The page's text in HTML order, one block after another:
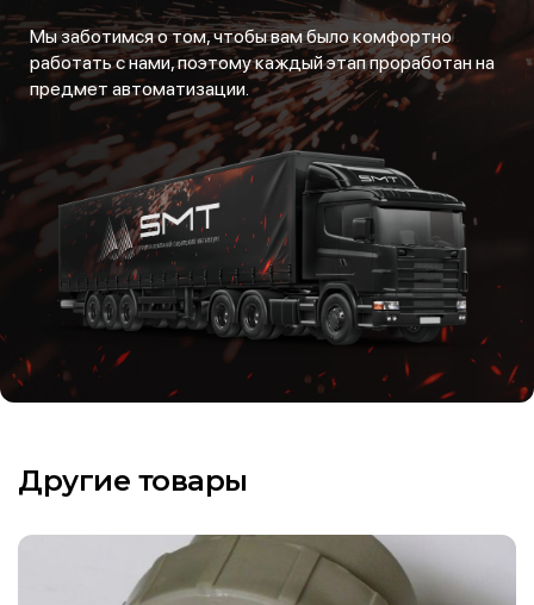
Мы заботимся о том, чтобы вам было комфортно
работать с нами, поэтому каждый этап проработан на
предмет автоматизации.
Другие товары